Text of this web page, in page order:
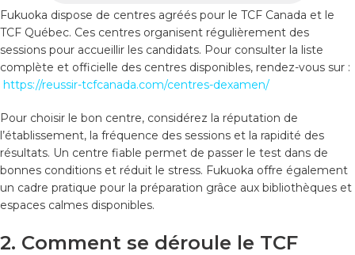
Fukuoka dispose de centres agréés pour le TCF Canada et le
TCF Québec. Ces centres organisent régulièrement des
sessions pour accueillir les candidats. Pour consulter la liste
complète et officielle des centres disponibles, rendez-vous sur :
https://reussir-tcfcanada.com/centres-dexamen/
Pour choisir le bon centre, considérez la réputation de
l’établissement, la fréquence des sessions et la rapidité des
résultats. Un centre fiable permet de passer le test dans de
bonnes conditions et réduit le stress. Fukuoka offre également
un cadre pratique pour la préparation grâce aux bibliothèques et
espaces calmes disponibles.
2. Comment se déroule le TCF